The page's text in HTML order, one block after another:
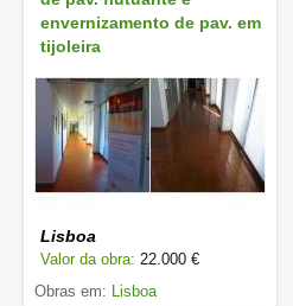
envernizamento de pav. em
tijoleira
Lisboa
Valor da obra: 22.000 €
Obras em: Lisboa